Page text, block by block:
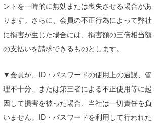
ントを一時的に無効または喪失させる場合があ
ります。さらに、会員の不正行為によって弊社
に損害が生じた場合には、損害額の三倍相当額
の支払いを請求できるものとします。
▼会員が、ID・パスワードの使用上の過誤、管
理不十分、または第三者による不正使用等に起
因して損害を被った場合、当社は一切責任を負
いません。ID・パスワードを利用して行われた